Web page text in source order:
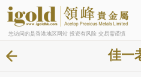
您访问的是香港地区网站 投资有风险 交易需谨慎
佳一